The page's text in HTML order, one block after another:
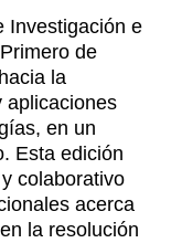
Investigación e
de
la
aplicaciones
en un
Esta edición
colaborativo
acerca
la resolución